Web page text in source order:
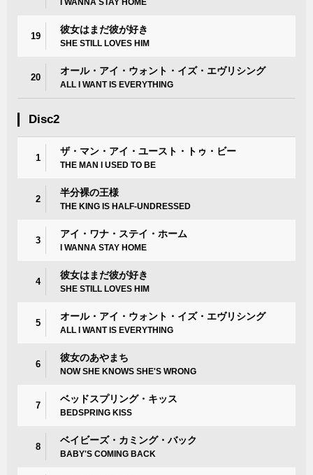
I WANNA STAY HOME
19
彼女はまだ彼が好き
SHE STILL LOVES HIM
20
オール・アイ・ウォント・イズ・エヴリシング
ALL I WANT IS EVERYTHING
Disc2
1
ザ・マン・アイ・ユースト・トゥ・ビー
THE MAN I USED TO BE
2
半分裸の王様
THE KING IS HALF-UNDRESSED
3
アイ・ワナ・ステイ・ホーム
I WANNA STAY HOME
4
彼女はまだ彼が好き
SHE STILL LOVES HIM
5
オール・アイ・ウォント・イズ・エヴリシング
ALL I WANT IS EVERYTHING
6
彼女のあやまち
NOW SHE KNOWS SHE'S WRONG
7
ベッドスプリング・キッス
BEDSPRING KISS
8
ベイビーズ・カミング・バック
BABY'S COMING BACK